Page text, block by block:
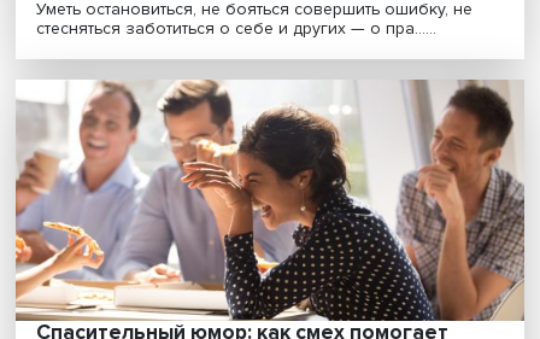
Ученые Вышки предложили новое
понимание профессионального